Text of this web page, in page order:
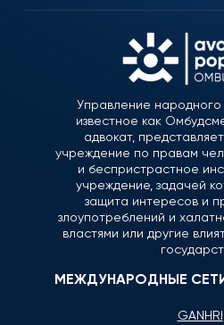
Управление народного
известное как
адвокат,
учреждение по правам
и беспристрастное
учреждение, задачей
защита интересов и
злоупотреблений и
властями или другие
МЕЖДУНАРОДНЫЕ
GANHRI